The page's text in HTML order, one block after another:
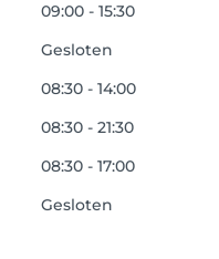
09:00 - 15:30
Gesloten
08:30 - 14:00
08:30 - 21:30
08:30 - 17:00
Gesloten